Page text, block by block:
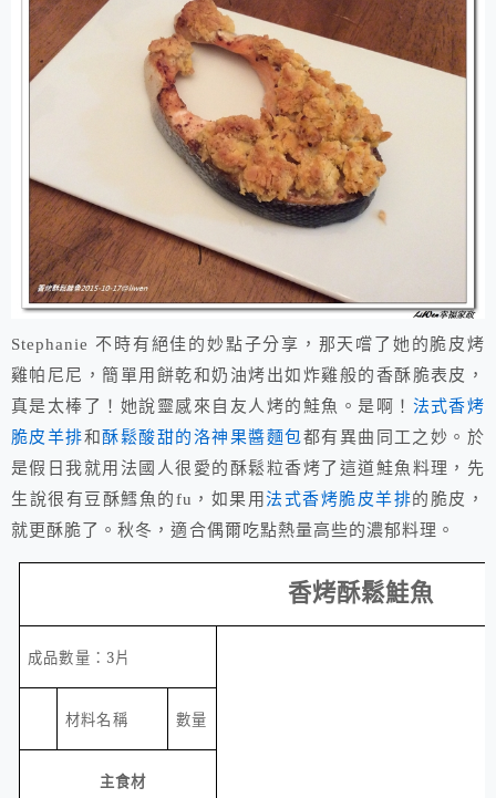
Stephanie 不時有絕佳的妙點子分享，那天嚐了她的脆皮烤
雞帕尼尼，簡單用餅乾和奶油烤出如炸雞般的香酥脆表皮，
真是太棒了！她說靈感來自友人烤的鮭魚。是啊！ 法式香烤
脆皮羊排和 酥鬆酸甜的洛神果醬麵包都有異曲同工之妙。於
是假日我就用法國人很愛的酥鬆粒香烤了這道鮭魚料理，先
生說很有豆酥鱈魚的fu，如果用法式香烤脆皮羊排的脆皮，
就更酥脆了。秋冬，適合偶爾吃點熱量高些的濃郁料理。
香烤酥鬆鮭魚
成品數量： 3片
材料名稱 數量
主食材